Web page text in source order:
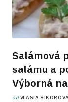
Salámová
salámu a
Výborná
odVLASTA SIKOROVÁ